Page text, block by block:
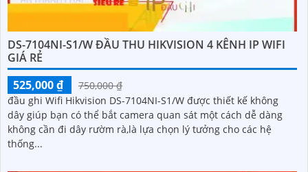
DS-7104NI-S1/W ĐẦU THU HIKVISION 4 KÊNH IP WIFI
GIÁ RẺ
525,000 ₫
750,000 ₫
đầu ghi Wifi Hikvision DS-7104NI-S1/W được thiết kế không
dây giúp bạn có thể bắt camera quan sát một cách dễ dàng
không cần đi dây rườm rà,là lựa chọn lý tưởng cho các hệ
thống...